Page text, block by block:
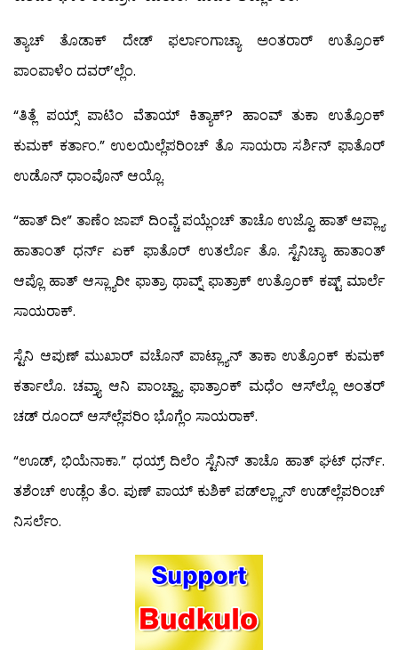
ತ್ಯಾಚ್ ತೊಡಾಕ್ ದೇಡ್ ಫರ್ಲಾಂಗಾಚ್ಯಾ ಅಂತರಾರ್ ಉತ್ರೊಂಕ್
ಪಾಂಪಾಳೆಂ ದವರ್’ಲ್ಲೆಂ.
“ತಿತ್ಲೆ ಪಯ್ಸ್ ಪಾಟಿಂ ವೆತಾಯ್ ಕಿತ್ಯಾಕ್? ಹಾಂವ್ ತುಕಾ ಉತ್ರೊಂಕ್
ಕುಮಕ್ ಕರ್ತಾಂ.” ಉಲಯಿಲ್ಲೆಪರಿಂಚ್ ತೊ ಸಾಯರಾ ಸರ್ಶಿನ್ ಫಾತೊರ್
ಉಡೊನ್ ಧಾಂವೊನ್ ಆಯ್ಲೊ.
“ಹಾತ್ ದೀ” ತಾಣೆಂ ಜಾಪ್ ದಿಂವ್ಚೆ ಪಯ್ಲೆಂಚ್ ತಾಚೊ ಉಜ್ವೊ ಹಾತ್ ಆಪ್ಲ್ಯಾ
ಹಾತಾಂತ್ ಧರ್ನ್ ಏಕ್ ಫಾತೊರ್ ಉತರ್ಲೊ ತೊ. ಸ್ಟೆನಿಚ್ಯಾ ಹಾತಾಂತ್
ಆಪ್ಲೊ ಹಾತ್ ಆಸ್ಲ್ಯಾರೀ ಫಾತ್ರಾ ಥಾವ್ನ್ ಫಾತ್ರಾಕ್ ಉತ್ರೊಂಕ್ ಕಷ್ಟ್ ಮಾರ್ಲೆ
ಸಾಯರಾಕ್.
ಸ್ಟೆನಿ ಆಪುಣ್ ಮುಖಾರ್ ವಚೊನ್ ಪಾಟ್ಲ್ಯಾನ್ ತಾಕಾ ಉತ್ರೊಂಕ್ ಕುಮಕ್
ಕರ್ತಾಲೊ. ಚವ್ತ್ಯಾ ಆನಿ ಪಾಂಚ್ವ್ಯಾ ಫಾತ್ರಾಂಕ್ ಮಧೆಂ ಆಸ್‍ಲ್ಲೊ ಅಂತರ್
ಚಡ್ ರೂಂದ್ ಆಸ್‍ಲ್ಲೆಪರಿಂ ಭೊಗ್ಲೆಂ ಸಾಯರಾಕ್.
“ಊಡ್, ಭಿಯೆನಾಕಾ.” ಧಯ್ರ್ ದಿಲೆಂ ಸ್ಟೆನಿನ್ ತಾಚೊ ಹಾತ್ ಘಟ್ ಧರ್ನ್.
ತಶೆಂಚ್ ಉಡ್ಲೆಂ ತೆಂ. ಪುಣ್ ಪಾಯ್ ಕುಶಿಕ್ ಪಡ್‍ಲ್ಲ್ಯಾನ್ ಉಡ್‍ಲ್ಲೆಪರಿಂಚ್
ನಿಸರ್ಲೆಂ.